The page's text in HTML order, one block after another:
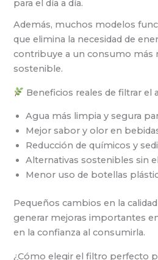
para el día a día.
Además, muchos modelos
que elimina la necesidad de
contribuye a un consumo más
sostenible.
Beneficios reales de filtrar el
Agua más limpia y segura
Mejor sabor y olor en
Reducción de químicos y
Alternativas sostenibles sin
Menor uso de botellas
Pequeños cambios en la
generar mejoras importantes
en la confianza al consumirla.
¿Cómo elegir el filtro perfecto